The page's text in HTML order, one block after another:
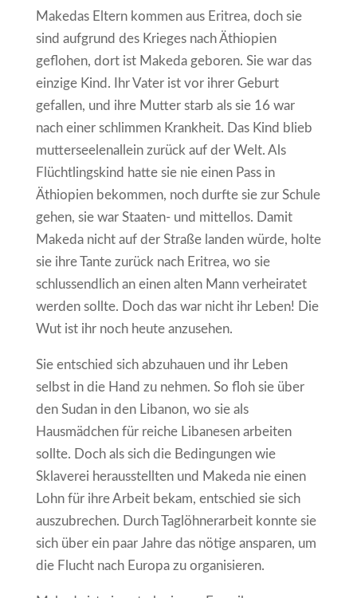
Makedas Eltern kommen aus Eritrea, doch sie
sind aufgrund des Krieges nach Äthiopien
geflohen, dort ist Makeda geboren. Sie war das
einzige Kind. Ihr Vater ist vor ihrer Geburt
gefallen, und ihre Mutter starb als sie 16 war
nach einer schlimmen Krankheit. Das Kind blieb
mutterseelenallein zurück auf der Welt. Als
Flüchtlingskind hatte sie nie einen Pass in
Äthiopien bekommen, noch durfte sie zur Schule
gehen, sie war Staaten- und mittellos. Damit
Makeda nicht auf der Straße landen würde, holte
sie ihre Tante zurück nach Eritrea, wo sie
schlussendlich an einen alten Mann verheiratet
werden sollte. Doch das war nicht ihr Leben! Die
Wut ist ihr noch heute anzusehen.
Sie entschied sich abzuhauen und ihr Leben
selbst in die Hand zu nehmen. So floh sie über
den Sudan in den Libanon, wo sie als
Hausmädchen für reiche Libanesen arbeiten
sollte. Doch als sich die Bedingungen wie
Sklaverei herausstellten und Makeda nie einen
Lohn für ihre Arbeit bekam, entschied sie sich
auszubrechen. Durch Taglöhnerarbeit konnte sie
sich über ein paar Jahre das nötige ansparen, um
die Flucht nach Europa zu organisieren.